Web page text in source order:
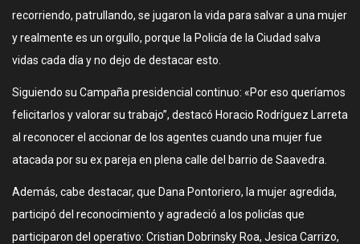
recorriendo, patrullando, se jugaron la vida para salvar a una mujer
y realmente es un orgullo, porque la Policía de la Ciudad salva
vidas cada día y no dejo de destacar esto.
Siguiendo su Campaña presidencial continuo: «Por eso queríamos
felicitarlos y valorar su trabajo”, destacó Horacio Rodríguez Larreta
al reconocer el accionar de los agentes cuando una mujer fue
atacada por su ex pareja en plena calle del barrio de Saavedra.
Además, cabe destacar, que Dana Pontoriero, la mujer agredida,
participó del reconocimiento y agradeció a los policías que
participaron del operativo: Cristian Dobrinsky Roa, Jesica Carrizo,